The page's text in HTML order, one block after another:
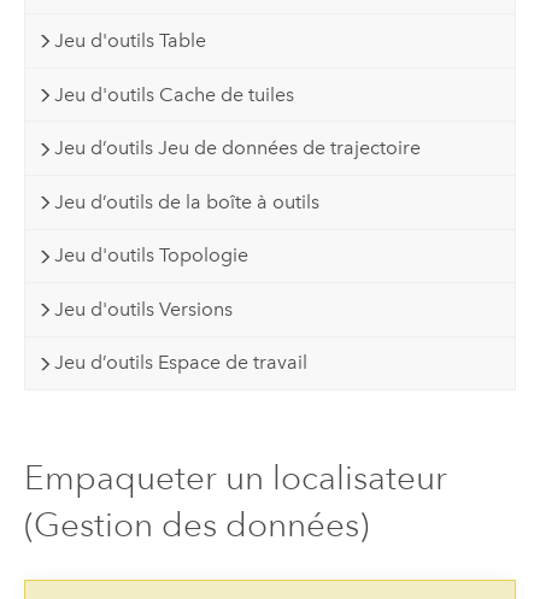
Jeu d'outils Table
Jeu d'outils Cache de tuiles
Jeu d’outils Jeu de données de trajectoire
Jeu d’outils de la boîte à outils
Jeu d'outils Topologie
Jeu d'outils Versions
Jeu d’outils Espace de travail
Empaqueter un localisateur
(Gestion des données)